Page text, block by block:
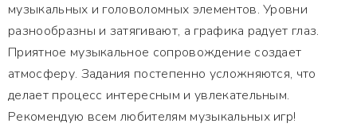
музыкальных и головоломных элементов. Уровни
разнообразны и затягивают, а графика радует глаз.
Приятное музыкальное сопровождение создает
атмосферу. Задания постепенно усложняются, что
делает процесс интересным и увлекательным.
Рекомендую всем любителям музыкальных игр!